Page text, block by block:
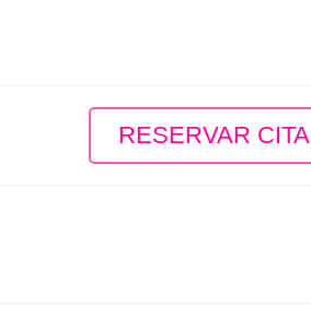
RESERVAR CITA